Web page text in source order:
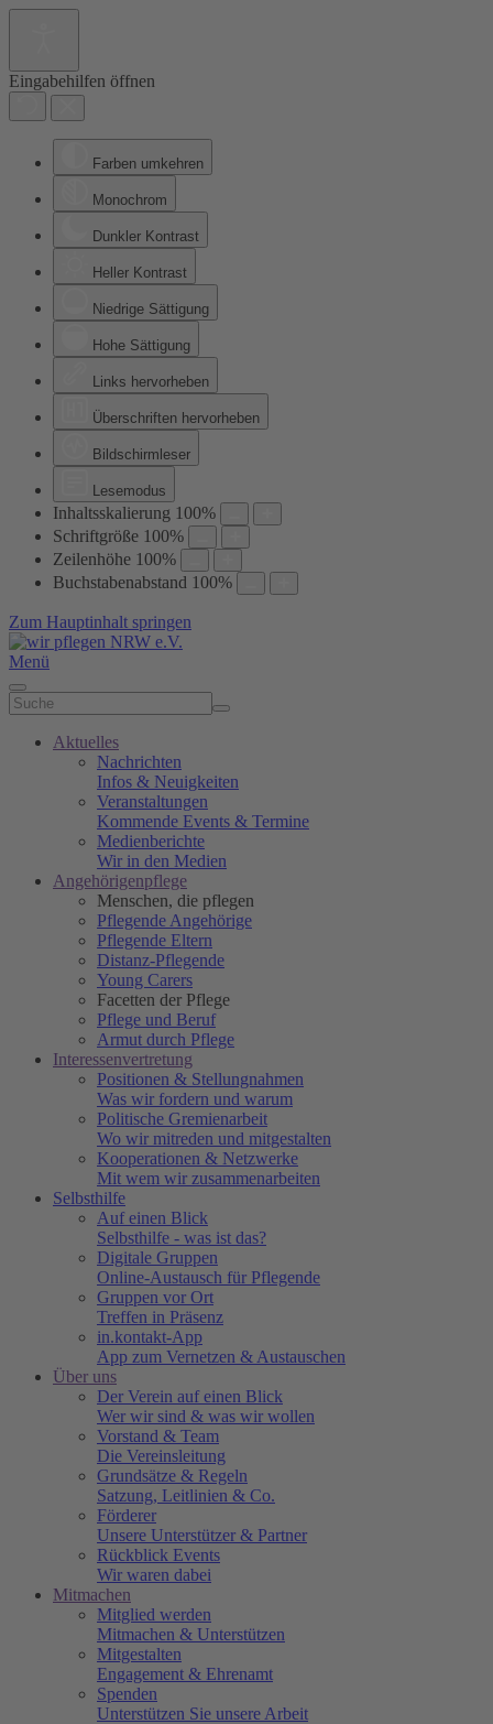
Eingabehilfen öffnen
Farben umkehren
Monochrom
Dunkler Kontrast
Heller Kontrast
Niedrige Sättigung
Hohe Sättigung
Links hervorheben
Überschriften hervorheben
Bildschirmleser
Lesemodus
Inhaltsskalierung 100%
Schriftgröße 100%
Zeilenhöhe 100%
Buchstabenabstand 100%
Zum Hauptinhalt springen
Menü
Aktuelles
Nachrichten
Infos & Neuigkeiten
Veranstaltungen
Kommende Events & Termine
Medienberichte
Wir in den Medien
Angehörigenpflege
Menschen, die pflegen
Pflegende Angehörige
Pflegende Eltern
Distanz-Pflegende
Young Carers
Facetten der Pflege
Pflege und Beruf
Armut durch Pflege
Interessenvertretung
Positionen & Stellungnahmen
Was wir fordern und warum
Politische Gremienarbeit
Wo wir mitreden und mitgestalten
Kooperationen & Netzwerke
Mit wem wir zusammenarbeiten
Selbsthilfe
Auf einen Blick
Selbsthilfe - was ist das?
Digitale Gruppen
Online-Austausch für Pflegende
Gruppen vor Ort
Treffen in Präsenz
in.kontakt-App
App zum Vernetzen & Austauschen
Über uns
Der Verein auf einen Blick
Wer wir sind & was wir wollen
Vorstand & Team
Die Vereinsleitung
Grundsätze & Regeln
Satzung, Leitlinien & Co.
Förderer
Unsere Unterstützer & Partner
Rückblick Events
Wir waren dabei
Mitmachen
Mitglied werden
Mitmachen & Unterstützen
Mitgestalten
Engagement & Ehrenamt
Spenden
Unterstützen Sie unsere Arbeit